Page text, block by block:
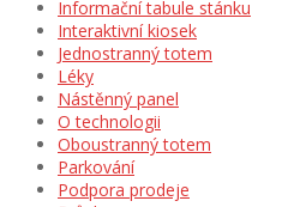
Informační tabule stánku
Interaktivní kiosek
Jednostranný totem
Léky
Nástěnný panel
O technologii
Oboustranný totem
Parkování
Podpora prodeje